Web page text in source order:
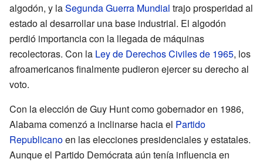
algodón, y laSegunda Guerra Mundial trajo prosperidad al
estado al desarrollar una base industrial. El algodón
perdió importancia con la llegada de máquinas
recolectoras. Con la Ley de Derechos Civiles de 1965, los
afroamericanos finalmente pudieron ejercer su derecho al
voto.
Con la elección de Guy Hunt como gobernador en 1986,
Alabama comenzó a inclinarse hacia el Partido
Republicanoen las elecciones presidenciales y estatales.
Aunque el Partido Demócrata aún tenía influencia en